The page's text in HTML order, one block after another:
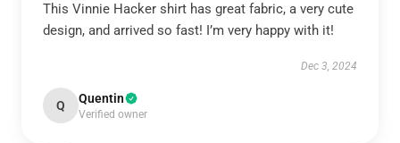
This Vinnie Hacker shirt has great fabric, a very cute
design, and arrived so fast! I’m very happy with it!
Dec 3, 2024
Q Quentin
Verified owner